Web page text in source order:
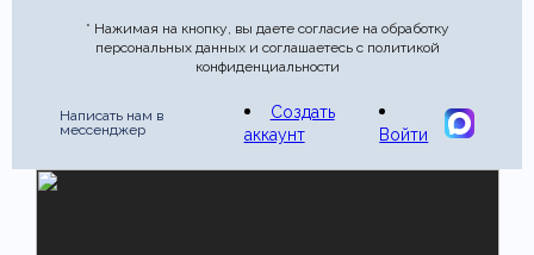
* Нажимая на кнопку, вы даете согласие на обработку
персональных данных и соглашаетесь с политикой
конфиденциальности
Написать нам в
мессенджер
Создать
аккаунт
Войти